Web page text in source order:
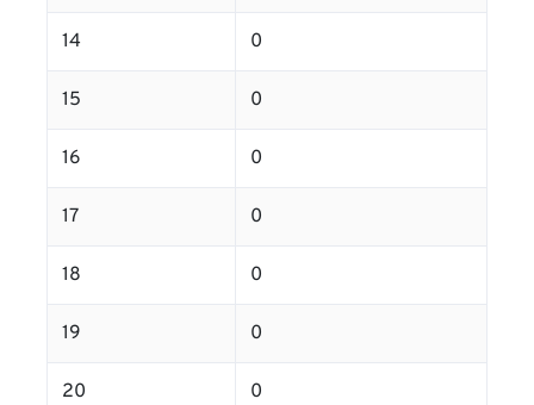
14 0
15 0
16 0
17 0
18 0
19 0
20 0